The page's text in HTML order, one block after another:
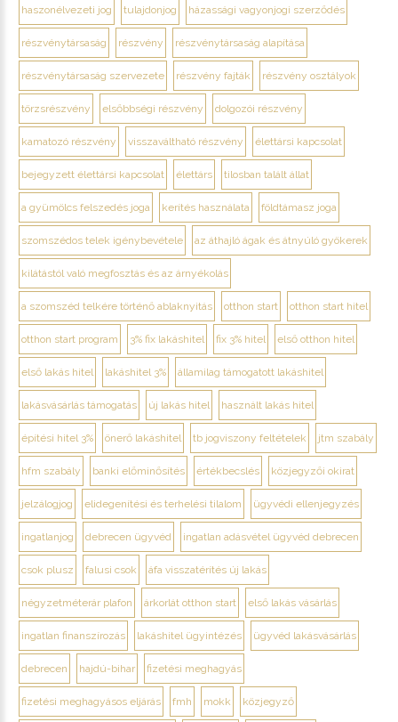
haszonélvezeti jog tulajdonjog házassági vagyonjogi szerződés
részvénytársaság részvény részvénytársaság alapítása
részvénytársaság szervezete részvény fajták részvény osztályok
törzsrészvény elsőbbségi részvény dolgozói részvény
kamatozó részvény visszaváltható részvény élettársi kapcsolat
bejegyzett élettársi kapcsolat élettárs tilosban talált állat
a gyümölcs felszedés joga kerítés használata földtámasz joga
szomszédos telek igénybevétele az áthajló ágak és átnyúló gyökerek
kilátástól való megfosztás és az árnyékolás
a szomszéd telkére történő ablaknyitás otthon start otthon start hitel
otthon start program 3% fix lakáshitel fix 3% hitel első otthon hitel
első lakás hitel lakáshitel 3% államilag támogatott lakáshitel
lakásvásárlás támogatás új lakás hitel használt lakás hitel
építési hitel 3% önerő lakáshitel tb jogviszony feltételek jtm szabály
hfm szabály banki előminősítés értékbecslés közjegyzői okirat
jelzálogjog elidegenítési és terhelési tilalom ügyvédi ellenjegyzés
ingatlanjog debrecen ügyvéd ingatlan adásvétel ügyvéd debrecen
csok plusz falusi csok áfa visszatérítés új lakás
négyzetméterár plafon árkorlát otthon start első lakás vásárlás
ingatlan finanszírozás lakáshitel ügyintézés ügyvéd lakásvásárlás
debrecen hajdú-bihar fizetési meghagyás
fizetési meghagyásos eljárás fmh mokk közjegyző